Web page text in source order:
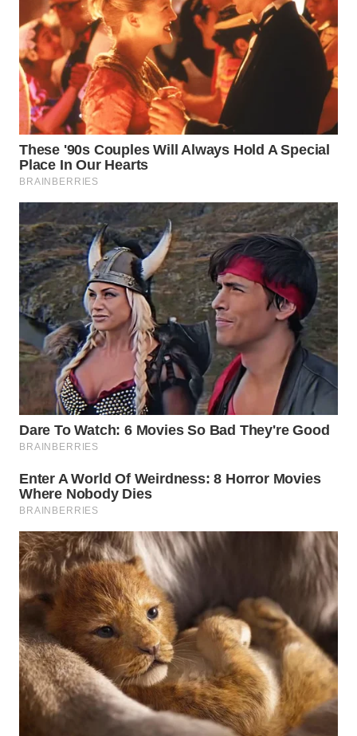
WN
CIREBON
WN
INDRAMAYU
WN
KUNINGAN
WN
MAJALENGKA
WN
SUBANG
WN
SUKABUMI
WN
PURWAKARTA
WN
TIMUR
SEMARANG
SOLO
WN
BOROBUDUR
WN
MADURA